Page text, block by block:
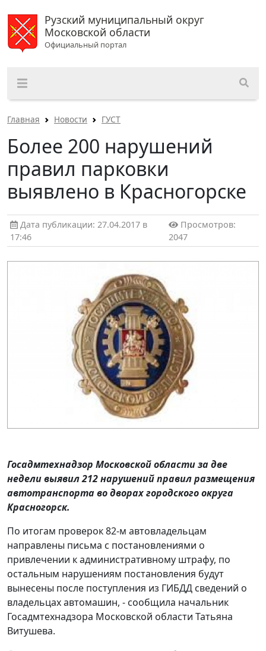
Рузский муниципальный округ
Московской области
Официальный портал
Главная Новости ГУСТ
Более 200 нарушений
правил парковки
выявлено в Красногорске
Дата публикации: 27.04.2017 в
17:46
Просмотров:
2047
Госадмтехнадзор Московской области за две
недели выявил 212 нарушений правил размещения
автотранспорта во дворах городского округа
Красногорск.
По итогам проверок 82-м автовладельцам
направлены письма с постановлениями о
привлечении к административному штрафу, по
остальным нарушениям постановления будут
вынесены после поступления из ГИБДД сведений о
владельцах автомашин, - сообщила начальник
Госадмтехнадзора Московской области Татьяна
Витушева.